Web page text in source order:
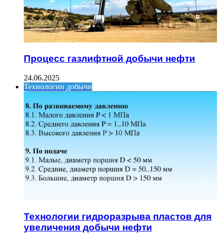
Процесс газлифтной добычи нефти
24.06.2025
Технологии добычи
Технологии гидроразрыва пластов для
увеличения добычи нефти